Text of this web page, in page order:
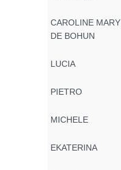
CAROLINE MARY
DE BOHUN
LUCIA
PIETRO
MICHELE
EKATERINA